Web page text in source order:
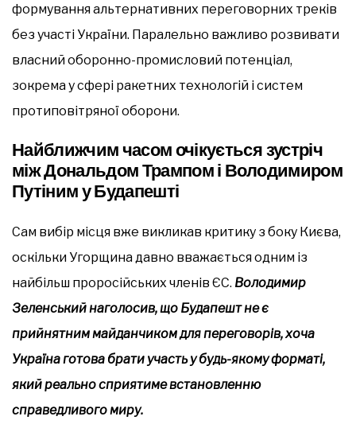
формування альтернативних переговорних треків
без участі України. Паралельно важливо розвивати
власний оборонно-промисловий потенціал,
зокрема у сфері ракетних технологій і систем
протиповітряної оборони.
Найближчим часом очікується зустріч
між Дональдом Трампом і Володимиром
Путіним у Будапешті
Сам вибір місця вже викликав критику з боку Києва,
оскільки Угорщина давно вважається одним із
найбільш проросійських членів ЄС. Володимир
Зеленський наголосив, що Будапешт не є
прийнятним майданчиком для переговорів, хоча
Україна готова брати участь у будь-якому форматі,
який реально сприятиме встановленню
справедливого миру.